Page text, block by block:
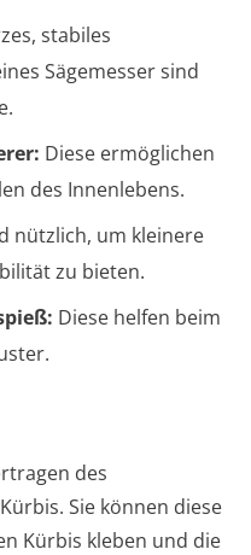
stabiles
Sägemesser sind
Diese ermöglichen
des Innenlebens.
nützlich, um kleinere
zu bieten.
Diese helfen beim
des
Sie können diese
Kürbis kleben und die